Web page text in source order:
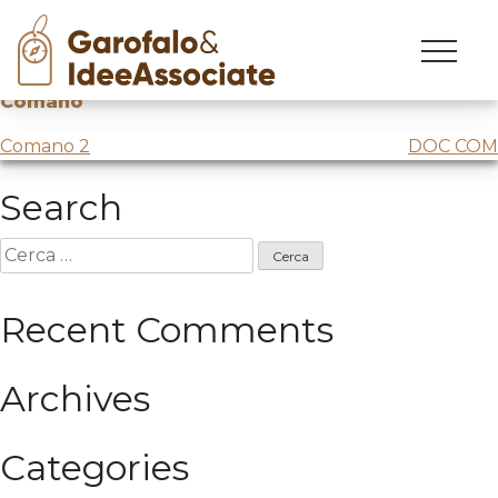
Skip
content
Comano 3
Scenari futuri del Turismo #3: webinar per
Comano
Navigazione
articoli
Comano 2 DOC COM
Search
Ricerca
per:
Recent Comments
Archives
Categories